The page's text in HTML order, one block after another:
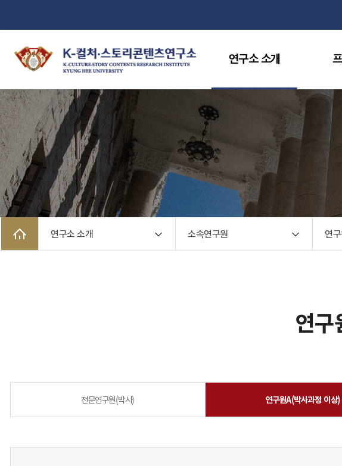
연구소 소개
연구소 소개 소속연구원 연
연구
전문연구원(박사) 연구원A(박사과정 이상)